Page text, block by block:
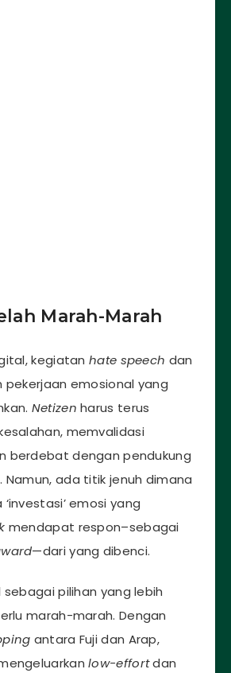
Marah-Marah
kegiatan hate speech dan
pekerjaan emosional yang
Netizen harus terus
memvalidasi
berdebat dengan pendukung
ada titik jenuh dimana
emosi yang
mendapat respon–sebagai
—dari yang dibenci.
sebagai pilihan yang lebih
marah-marah. Dengan
antara Fuji dan Arap,
low-effortdan